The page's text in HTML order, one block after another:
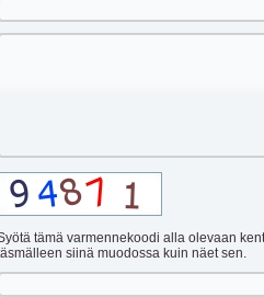
tämä varmennekoodi alla olevaan
siinä muodossa kuin näet sen.